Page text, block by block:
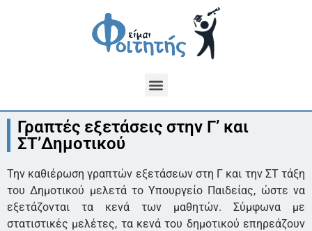
Γραπτές εξετάσεις στην Γ’ και
ΣΤ’Δημοτικού
Την καθιέρωση γραπτών εξετάσεων στη Γ και την ΣΤ τάξη
του Δημοτικού μελετά το Υπουργείο Παιδείας, ώστε να
εξετάζονται τα κενά των μαθητών. Σύμφωνα με
στατιστικές μελέτες, τα κενά του δημοτικού επηρεάζουν